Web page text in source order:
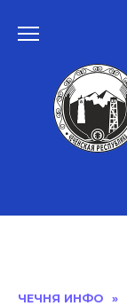
ЧЕЧНЯ ИНФО »